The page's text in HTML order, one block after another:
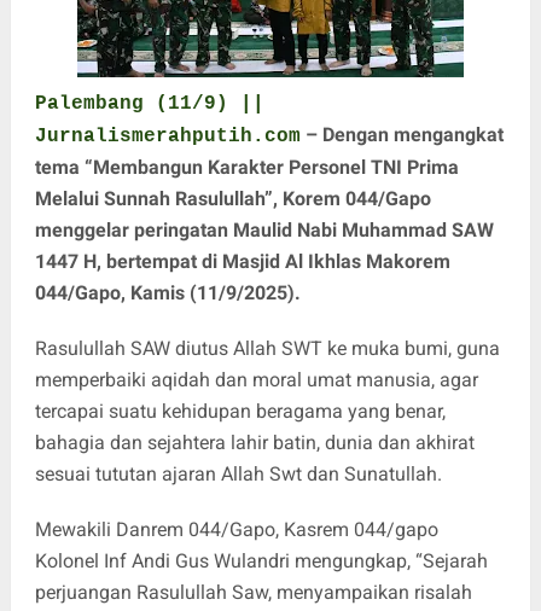
Palembang (11/9) ||
Jurnalismerahputih.com – Dengan mengangkat
tema “Membangun Karakter Personel TNI Prima
Melalui Sunnah Rasulullah”, Korem 044/Gapo
menggelar peringatan Maulid Nabi Muhammad SAW
1447 H, bertempat di Masjid Al Ikhlas Makorem
044/Gapo, Kamis (11/9/2025).
Rasulullah SAW diutus Allah SWT ke muka bumi, guna
memperbaiki aqidah dan moral umat manusia, agar
tercapai suatu kehidupan beragama yang benar,
bahagia dan sejahtera lahir batin, dunia dan akhirat
sesuai tututan ajaran Allah Swt dan Sunatullah.
Mewakili Danrem 044/Gapo, Kasrem 044/gapo
Kolonel Inf Andi Gus Wulandri mengungkap, “Sejarah
perjuangan Rasulullah Saw, menyampaikan risalah